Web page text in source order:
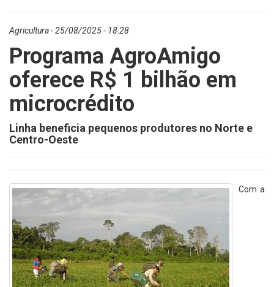
Agricultura - 25/08/2025 - 18:28
Programa AgroAmigo
oferece R$ 1 bilhão em
microcrédito
Linha beneficia pequenos produtores no Norte e
Centro-Oeste
Com a